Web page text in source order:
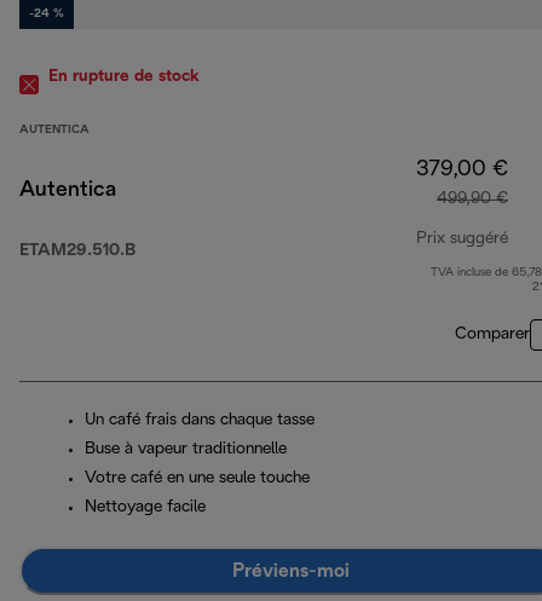
-24 %
En rupture de stock
AUTENTICA
Autentica
ETAM29.510.B
379,00 €
499,90 €
Prix suggéré
TVA incluse de
Comparer
Un café frais dans chaque tasse
Buse à vapeur traditionnelle
Votre café en une seule touche
Nettoyage facile
Préviens-moi